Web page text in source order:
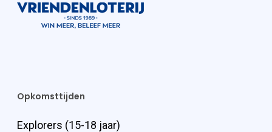
Opkomsttijden
Explorers (15-18 jaar)